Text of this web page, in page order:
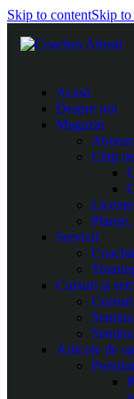
Skip to contentSkip to
Acasă
Despre noi
Magazin
Cărți
Servicii
Cursuri și
Articole de